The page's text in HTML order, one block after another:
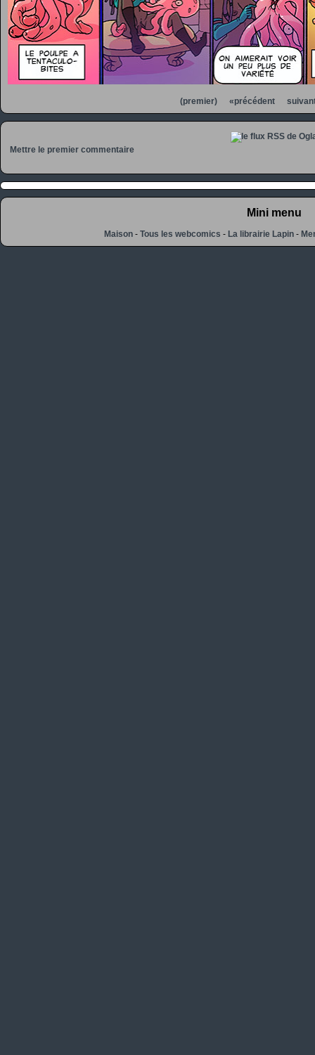
(premier) «précédent
Mettre le premier commentaire
Mini menu
Maison -Tous les webcomics -La librairie Lapin -